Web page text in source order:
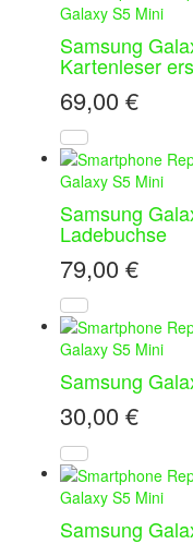
Galaxy S5 Mini
Samsung
Kartenleser
69,00 €
Galaxy S5 Mini
Samsung
Ladebuchse
79,00 €
Galaxy S5 Mini
Samsung
30,00 €
Galaxy S5 Mini
Samsung